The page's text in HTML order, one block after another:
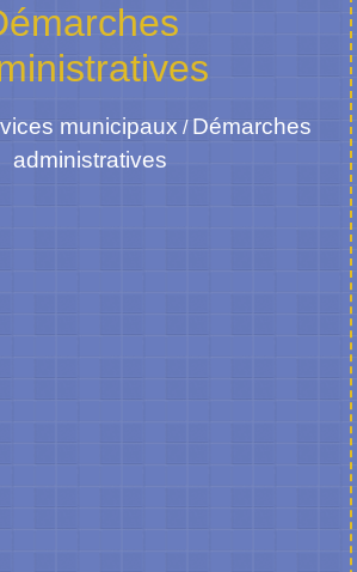
municipaux / Démarches
administratives